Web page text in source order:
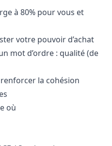
à 80% pour vous et
votre pouvoir d’achat
mot d’ordre : qualité (de
la cohésion
où